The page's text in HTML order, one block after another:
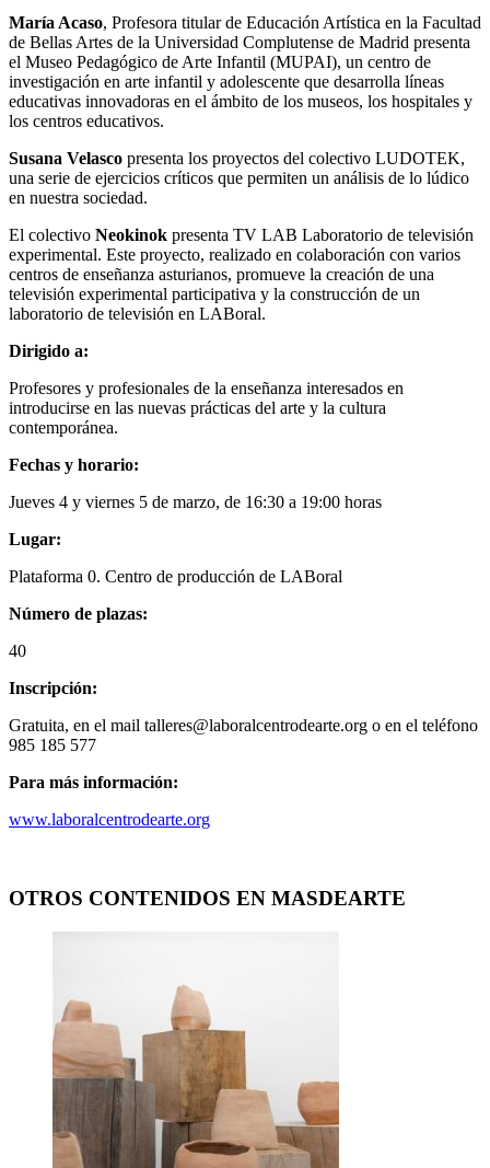
María Acaso, Profesora titular de Educación Artística en la Facultad
de Bellas Artes de la Universidad Complutense de Madrid presenta
el Museo Pedagógico de Arte Infantil (MUPAI), un centro de
investigación en arte infantil y adolescente que desarrolla líneas
educativas innovadoras en el ámbito de los museos, los hospitales y
los centros educativos.
Susana Velasco presenta los proyectos del colectivo LUDOTEK,
una serie de ejercicios críticos que permiten un análisis de lo lúdico
en nuestra sociedad.
El colectivo Neokinok presenta TV LAB Laboratorio de televisión
experimental. Este proyecto, realizado en colaboración con varios
centros de enseñanza asturianos, promueve la creación de una
televisión experimental participativa y la construcción de un
laboratorio de televisión en LABoral.
Dirigido a:
Profesores y profesionales de la enseñanza interesados en
introducirse en las nuevas prácticas del arte y la cultura
contemporánea.
Fechas y horario:
Jueves 4 y viernes 5 de marzo, de 16:30 a 19:00 horas
Lugar:
Plataforma 0. Centro de producción de LABoral
Número de plazas:
40
Inscripción:
Gratuita, en el mail talleres@laboralcentrodearte.org o en el teléfono
985 185 577
Para más información:
www.laboralcentrodearte.org
OTROS CONTENIDOS EN MASDEARTE